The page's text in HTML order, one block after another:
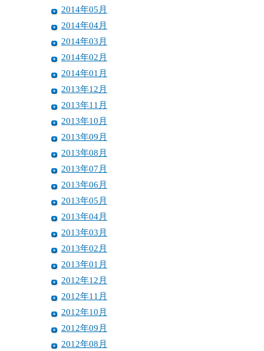
2014年05月
2014年04月
2014年03月
2014年02月
2014年01月
2013年12月
2013年11月
2013年10月
2013年09月
2013年08月
2013年07月
2013年06月
2013年05月
2013年04月
2013年03月
2013年02月
2013年01月
2012年12月
2012年11月
2012年10月
2012年09月
2012年08月